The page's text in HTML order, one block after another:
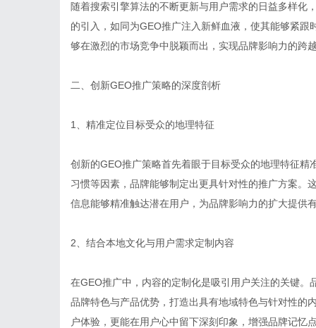
随着搜索引擎算法的不断更新与用户需求的日益多样化
的引入，如同为GEO推广注入新鲜血液，使其能够紧
够在激烈的市场竞争中脱颖而出，实现品牌影响力的跨
二、创新GEO推广策略的深度剖析
1、精准定位目标受众的地理特征
创新的GEO推广策略首先着眼于目标受众的地理特征
习惯等因素，品牌能够制定出更具针对性的推广方案。
信息能够精准触达潜在用户，为品牌影响力的扩大提供
2、结合本地文化与用户需求定制内容
在GEO推广中，内容的定制化是吸引用户关注的关键
品牌特色与产品优势，打造出具有地域特色与针对性的
户体验，更能在用户心中留下深刻印象，增强品牌记忆